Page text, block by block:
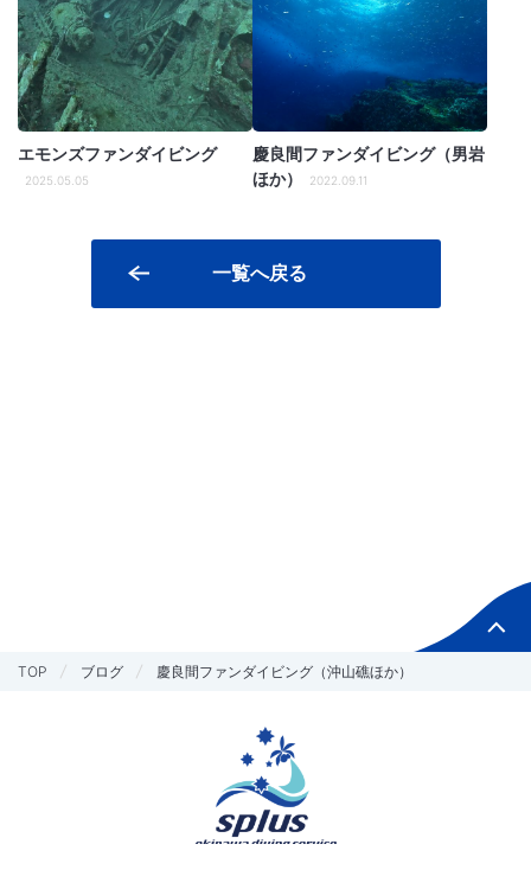
エモンズファンダイビング
2025.05.05
慶良間ファンダイビング（男岩
ほか）
2022.09.11
一覧へ戻る
TOP ブログ 慶良間ファンダイビング（沖山礁ほか）